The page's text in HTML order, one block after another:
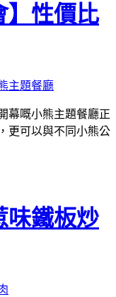
】性價比
幕嘅小熊主題餐廳正
更可以與不同小熊公
味鐵板炒